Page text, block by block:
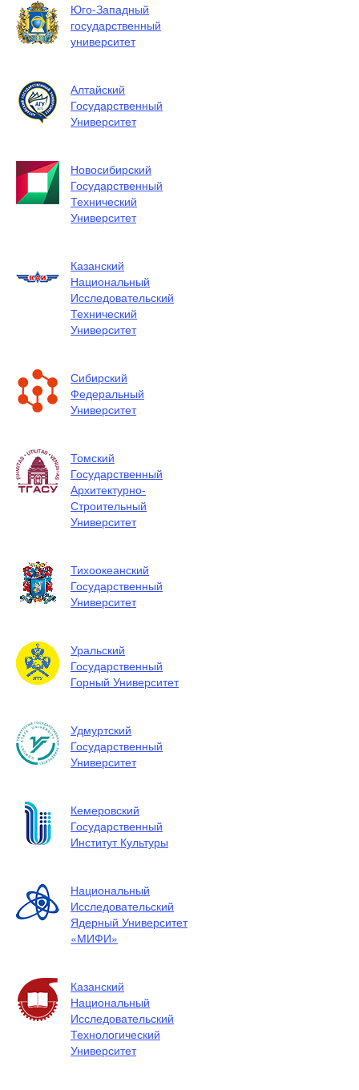
Юго-Западный
государственный
университет
Алтайский
Государственный
Университет
Новосибирский
Государственный
Технический
Университет
Казанский
Национальный
Исследовательский
Технический
Университет
Сибирский
Федеральный
Университет
Томский
Государственный
Архитектурно-
Строительный
Университет
Тихоокеанский
Государственный
Университет
Уральский
Государственный
Горный Университет
Удмуртский
Государственный
Университет
Кемеровский
Государственный
Институт Культуры
Национальный
Исследовательский
Ядерный Университет
«МИФИ»
Казанский
Национальный
Исследовательский
Технологический
Университет